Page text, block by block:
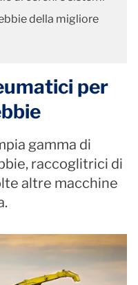
della migliore
per
gamma di
raccoglitrici di
altre macchine